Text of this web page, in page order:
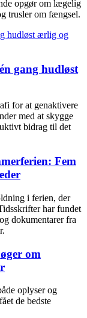
opgør om lægelig
trusler om fængsel.
gang hudløst
for at genaktivere
med at skygge
bidrag til det
Fem
i ferien, der
har fundet
dokumentarer fra
om
oplyser og
de bedste